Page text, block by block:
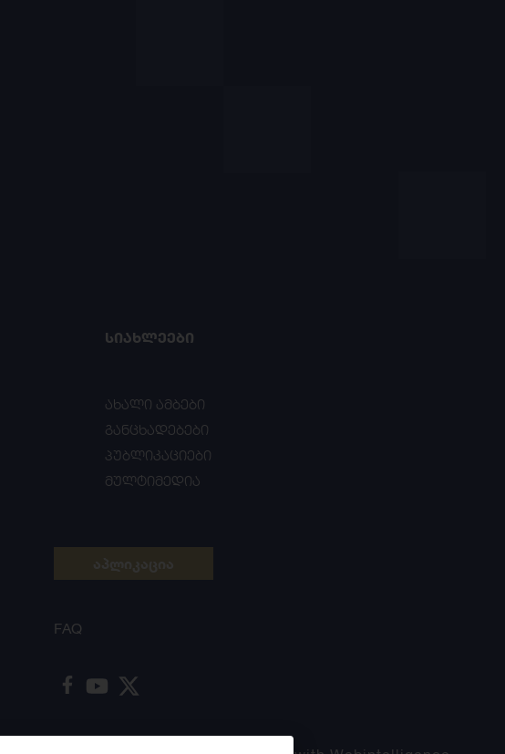
ᲡᲘᲐᲮᲚᲔᲔᲑᲘ
ახალი ამბები
განცხადებები
პუბლიკაციები
მულტიმედია
FAQ